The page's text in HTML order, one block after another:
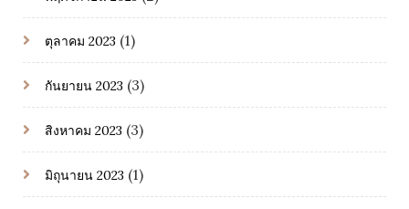
ตุลาคม 2023 (1)
กันยายน 2023 (3)
สิงหาคม 2023 (3)
มิถุนายน 2023 (1)